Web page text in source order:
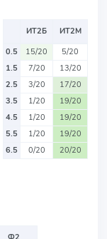
ИТ2Б
ИТ2М
0.5
15/20
5/20
1.5
7/20
13/20
2.5
3/20
17/20
3.5
1/20
19/20
4.5
1/20
19/20
5.5
1/20
19/20
6.5
0/20 20/20